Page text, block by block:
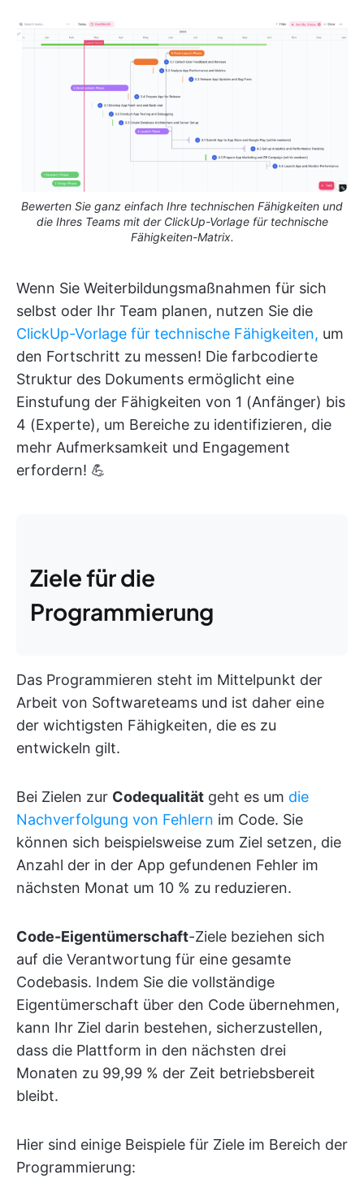
Bewerten Sie ganz einfach Ihre technischen Fähigkeiten und
die Ihres Teams mit der ClickUp-Vorlage für technische
Fähigkeiten-Matrix.
Wenn Sie Weiterbildungsmaßnahmen für sich
selbst oder Ihr Team planen, nutzen Sie die
ClickUp-Vorlage für technische Fähigkeiten, um
den Fortschritt zu messen! Die farbcodierte
Struktur des Dokuments ermöglicht eine
Einstufung der Fähigkeiten von 1 (Anfänger) bis
4 (Experte), um Bereiche zu identifizieren, die
mehr Aufmerksamkeit und Engagement
erfordern! 💪
Ziele für die
Programmierung
Das Programmieren steht im Mittelpunkt der
Arbeit von Softwareteams und ist daher eine
der wichtigsten Fähigkeiten, die es zu
entwickeln gilt.
Bei Zielen zur Codequalität geht es um die
Nachverfolgung von Fehlern im Code. Sie
können sich beispielsweise zum Ziel setzen, die
Anzahl der in der App gefundenen Fehler im
nächsten Monat um 10 % zu reduzieren.
Code-Eigentümerschaft-Ziele beziehen sich
auf die Verantwortung für eine gesamte
Codebasis. Indem Sie die vollständige
Eigentümerschaft über den Code übernehmen,
kann Ihr Ziel darin bestehen, sicherzustellen,
dass die Plattform in den nächsten drei
Monaten zu 99,99 % der Zeit betriebsbereit
bleibt.
Hier sind einige Beispiele für Ziele im Bereich der
Programmierung: